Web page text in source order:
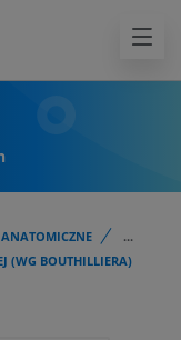
ANATOMICZNE
...
(WG BOUTHILLIERA)